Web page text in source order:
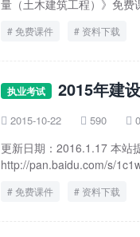
量（土木建筑工程）》免
免费课件 资料下载
执业考试 2015年建
 2015-10-22  590  0
更新日期：2016.1.17 本站
http://pan.baidu.com/s/
免费课件 资料下载